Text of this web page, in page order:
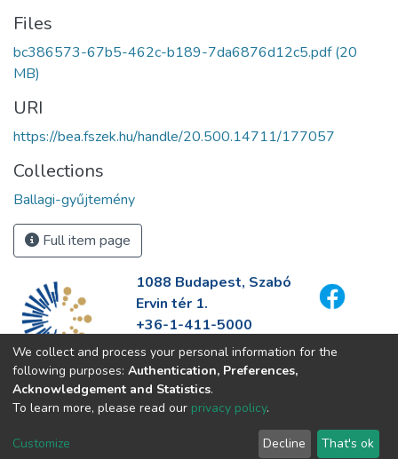
Files
bc386573-67b5-462c-b189-7da6876d12c5.pdf(20
MB)
URI
https://bea.fszek.hu/handle/20.500.14711/177057
Collections
Ballagi-gyűjtemény
Full item page
1088 Budapest, Szabó
Ervin tér 1.
+36-1-411-5000
info@fszek.hu
https://fszek.hu
We collect and process your personal information for the
following purposes: Authentication, Preferences,
Acknowledgement and Statistics.
To learn more, please read our privacy policy.
Customize Decline That's ok